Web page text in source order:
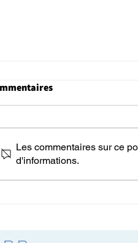
Top 10 - Les Meilleures
Les commentaires sur ce
d'informations.